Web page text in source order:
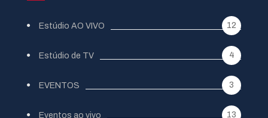
Estúdio AO VIVO 12
Estúdio de TV 4
EVENTOS 3
Eventos ao vivo 13